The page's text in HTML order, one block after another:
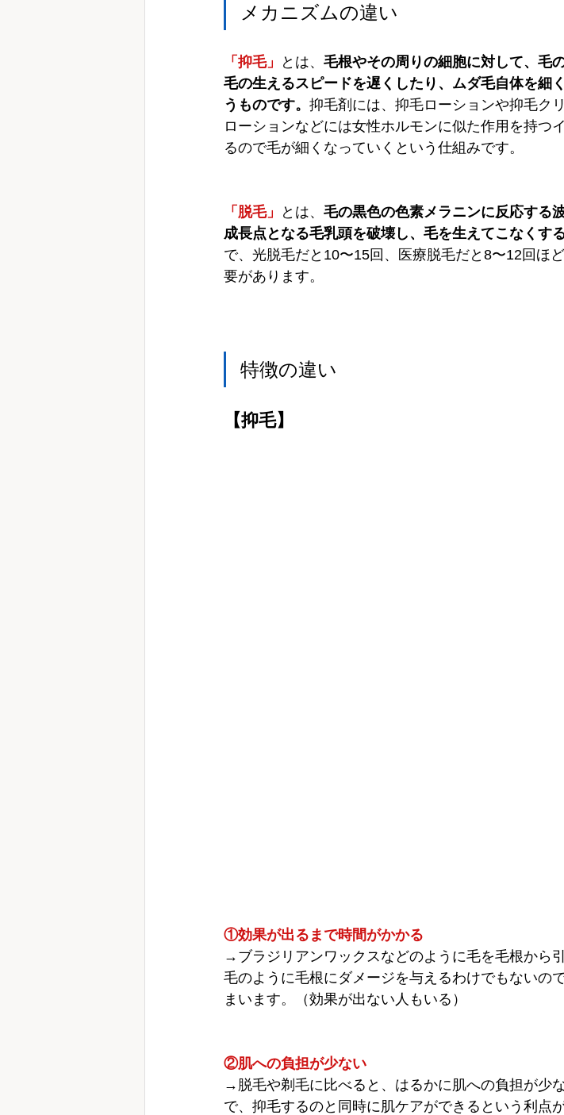
メカニズムの違い
「抑毛」 とは、 毛根やその周りの細胞に対して、毛
毛の生えるスピードを遅くしたり、ムダ毛自体を細
うものです。 抑毛剤には、抑毛ローションや抑毛ク
ローションなどには女性ホルモンに似た作用を持つ
るので毛が細くなっていくという仕組みです。
「脱毛」 とは、 毛の黒色の色素メラニンに反応する
成長点となる毛乳頭を破壊し、毛を生えてこなくする
で、光脱毛だと10〜15回、医療脱毛だと8〜12回ほ
要があります。
特徴の違い
【抑毛】
①効果が出るまで時間がかかる
→ブラジリアンワックスなどのように毛を毛根から
毛のように毛根にダメージを与えるわけでもないの
まいます。（効果が出ない人もいる）
②肌への負担が少ない
→脱毛や剃毛に比べると、はるかに肌への負担が少
で、抑毛するのと同時に肌ケアができるという利点